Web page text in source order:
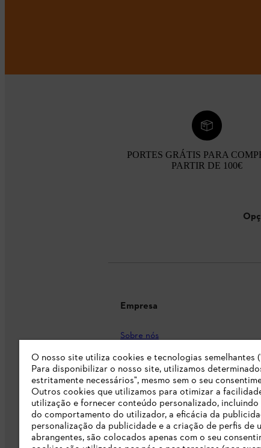
PORTES GRÁTIS PARA
PARTIR DE 100€
Empresa
Sobre nós
Imprensa
Carreira
Responsabilidade
Linha Integridade STIHL
Informação para fornecedores
O nosso site utiliza cookies e tecnologias semelhantes
Para disponibilizar o nosso site, utilizamos
estritamente necessários", mesmo sem o seu
Outros cookies que utilizamos para otimizar a
utilização e fornecer conteúdo personalizado, incluindo
do comportamento do utilizador, a eficácia da
personalização da publicidade e a criação de perfis de
abrangentes, são colocados apenas com o seu